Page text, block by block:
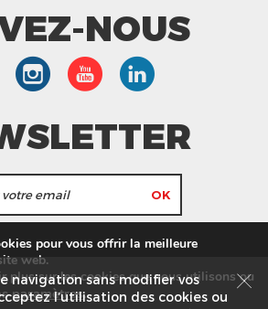
NOUS
de Tang Frères.
Service commercial
Recrutement
navigation sans modifier vos
l’utilisation des cookies ou
pour vous offrir la meilleure
web.
plus sur les cookies que nous utilisons ou
paramètres.